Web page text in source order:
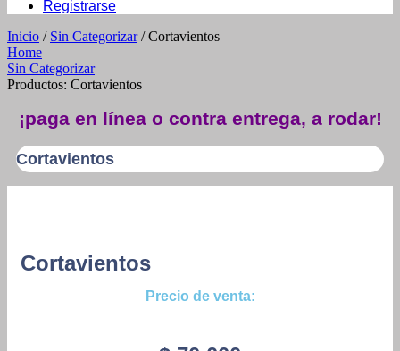
Registrarse
Inicio / Sin Categorizar/ Cortavientos
Home
Sin Categorizar
Productos: Cortavientos
¡paga en línea o contra entrega, a rodar!
Cortavientos
Cortavientos
Precio de venta: